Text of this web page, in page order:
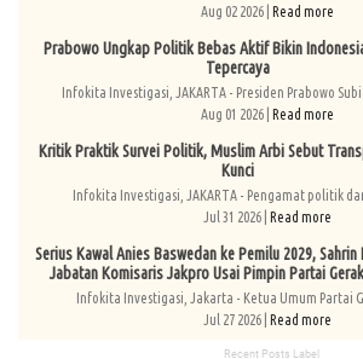
Aug 02 2026 | Read more
Prabowo Ungkap Politik Bebas Aktif Bikin
Tepercaya
Infokita Investigasi, JAKARTA - Presiden Prabowo
Aug 01 2026 | Read more
Kritik Praktik Survei Politik, Muslim Arbi Sebut
Kunci
Infokita Investigasi, JAKARTA - Pengamat politik
Jul 31 2026 | Read more
Serius Kawal Anies Baswedan ke Pemilu 2029, Sahrin
Jabatan Komisaris Jakpro Usai Pimpin Partai
Infokita Investigasi, Jakarta - Ketua Umum Partai
Jul 27 2026 | Read more
Recent Posts Label